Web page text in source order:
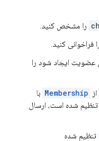
را مشخص کنید.
فراخوانی کنید.
عضویت ایجاد شود را
Membership با
تنظیم شده است، ارسال
تنظیم شده